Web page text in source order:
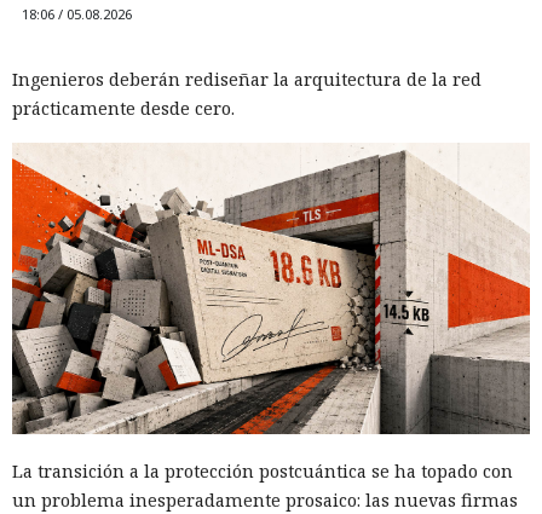
18:06 / 05.08.2026
Ingenieros deberán rediseñar la arquitectura de la red
prácticamente desde cero.
La transición a la protección postcuántica se ha topado con
un problema inesperadamente prosaico: las nuevas firmas